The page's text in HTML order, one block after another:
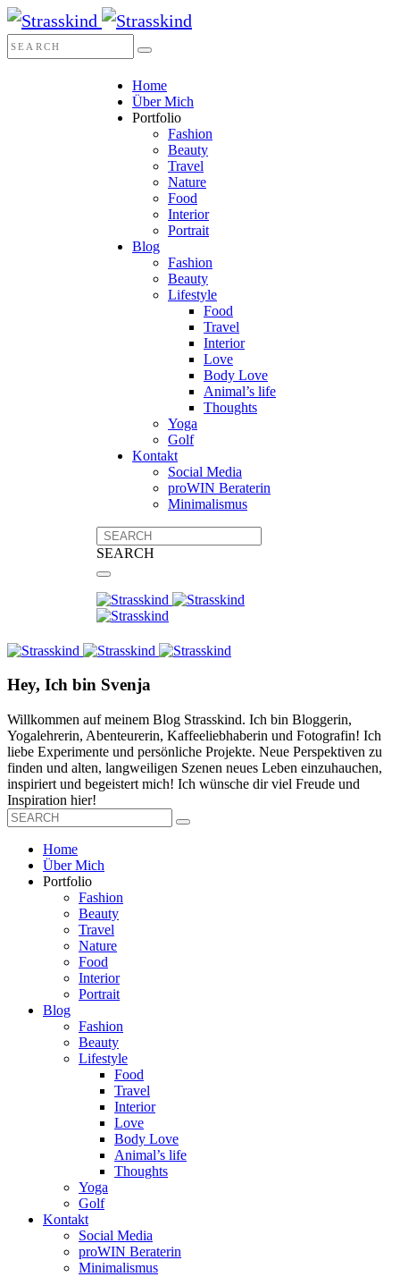
Home
Über Mich
Portfolio
Fashion
Beauty
Travel
Nature
Food
Interior
Portrait
Blog
Fashion
Beauty
Lifestyle
Food
Travel
Interior
Love
Body Love
Animal’s life
Thoughts
Yoga
Golf
Kontakt
Social Media
proWIN Beraterin
Minimalismus
SEARCH
Hey, Ich bin Svenja
Willkommen auf meinem Blog Strasskind. Ich bin Bloggerin,
Yogalehrerin, Abenteurerin, Kaffeeliebhaberin und Fotografin! Ich
liebe Experimente und persönliche Projekte. Neue Perspektiven zu
finden und alten, langweiligen Szenen neues Leben einzuhauchen,
inspiriert und begeistert mich! Ich wünsche dir viel Freude und
Inspiration hier!
Home
Über Mich
Portfolio
Fashion
Beauty
Travel
Nature
Food
Interior
Portrait
Blog
Fashion
Beauty
Lifestyle
Food
Travel
Interior
Love
Body Love
Animal’s life
Thoughts
Yoga
Golf
Kontakt
Social Media
proWIN Beraterin
Minimalismus